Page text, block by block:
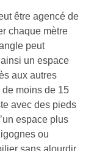
être agencé de
chaque mètre
peut
un espace
aux autres
moins de 15
avec des pieds
espace plus
ou
sans alourdir